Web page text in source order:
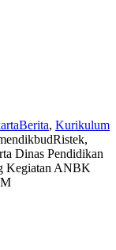
Berita, Kurikulum
Dinas Pendidikan
Kegiatan ANBK